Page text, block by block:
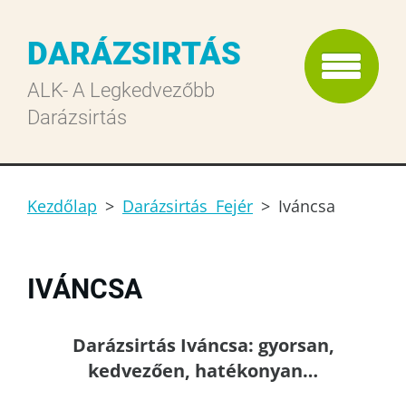
DARÁZSIRTÁS
ALK- A Legkedvezőbb
Darázsirtás
Kezdőlap > Darázsirtás Fejér > Iváncsa
IVÁNCSA
Darázsirtás Iváncsa: gyorsan,
kedvezően, hatékonyan…